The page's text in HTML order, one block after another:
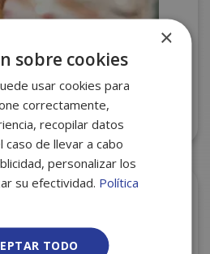
(80) 225X135X25 S/750
×
sobre cookies
usar cookies para
correctamente,
recopilar datos
caso de llevar a cabo
personalizar los
su efectividad. Política
TODO